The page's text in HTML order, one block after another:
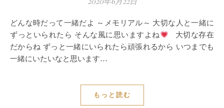
どんな時だって一緒だよ ～メモリアル～ 大切な人と一緒に
ずっといられたら そんな風に思いますよね
大切な存在
だからね ずっと一緒にいられたら頑張れるから いつまでも
一緒にいたいなと思います…
もっと読む